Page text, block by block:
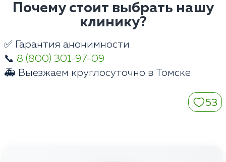
Почему стоит выбрать нашу
клинику?
✅ Гарантия анонимности
📞 8 (800) 301-97-09
🚑 Выезжаем круглосуточно в Томске
53